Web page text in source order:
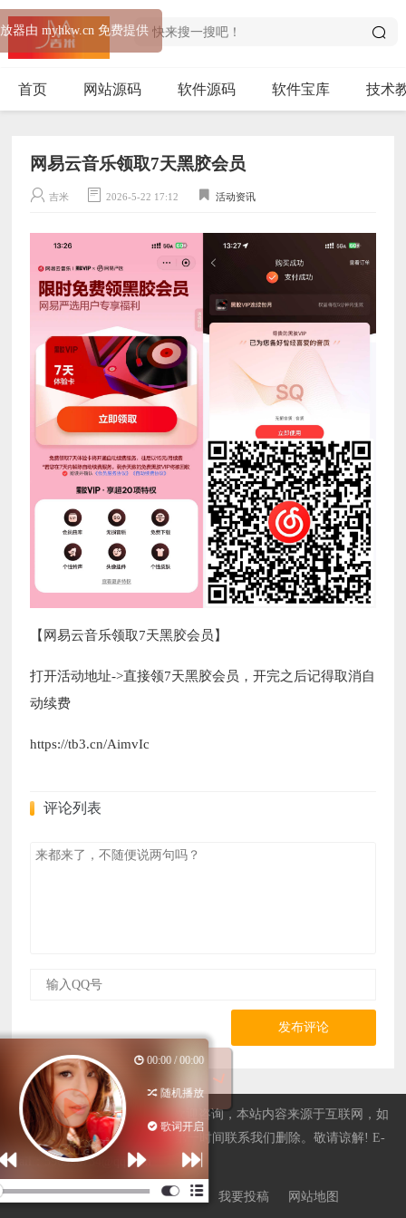
首页 网站源码 软件源码 软件宝库 技术
网易云音乐领取7天黑胶会员
吉米 2026-5-22 17:12 活动资讯
【网易云音乐领取7天黑胶会员】
打开活动地址->直接领7天黑胶会员，开完之后记得取消自
动续费
https://tb3.cn/AimvIc
评论列表
发布评论
站长QQ596508734，广告合作欢迎咨询，本站内容来源于互联网，如
果有侵权内容、不妥之处，请第一时间联系我们删除。敬请谅解! E-
mail：596508734@qq.com
版权声明 侵权处理 广告合作 我要投稿 网站地图
最后一页 00:00 / 00:00
江语晨 随机播放
恋习
音乐播放器由 myhkw.cn 免费提供